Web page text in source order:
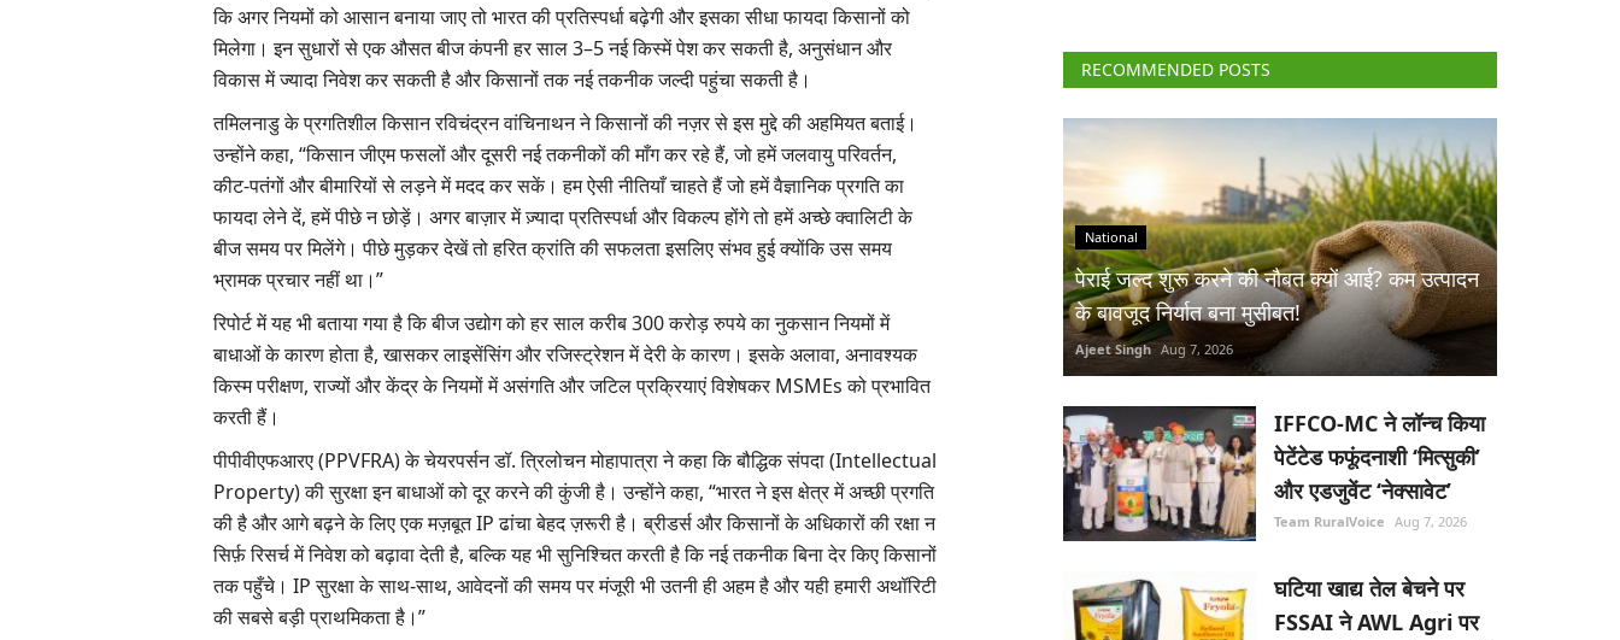
कि अगर नियमों को आसान बनाया जाए तो भारत की प्रतिस्पर्धा बढ़ेगी और इसका सीधा फायदा किसानों को
मिलेगा। इन सुधारों से एक औसत बीज कंपनी हर साल 3–5 नई किस्में पेश कर सकती है, अनुसंधान और
विकास में ज्यादा निवेश कर सकती है और किसानों तक नई तकनीक जल्दी पहुंचा सकती है।
तमिलनाडु के प्रगतिशील किसान रविचंद्रन वांचिनाथन ने किसानों की नज़र से इस मुद्दे की अहमियत बताई।
उन्होंने कहा, “किसान जीएम फसलों और दूसरी नई तकनीकों की माँग कर रहे हैं, जो हमें जलवायु परिवर्तन,
कीट-पतंगों और बीमारियों से लड़ने में मदद कर सकें। हम ऐसी नीतियाँ चाहते हैं जो हमें वैज्ञानिक प्रगति का
फायदा लेने दें, हमें पीछे न छोड़ें। अगर बाज़ार में ज़्यादा प्रतिस्पर्धा और विकल्प होंगे तो हमें अच्छे क्वालिटी के
बीज समय पर मिलेंगे। पीछे मुड़कर देखें तो हरित क्रांति की सफलता इसलिए संभव हुई क्योंकि उस समय
भ्रामक प्रचार नहीं था।”
रिपोर्ट में यह भी बताया गया है कि बीज उद्योग को हर साल करीब 300 करोड़ रुपये का नुकसान नियमों में
बाधाओं के कारण होता है, खासकर लाइसेंसिंग और रजिस्ट्रेशन में देरी के कारण। इसके अलावा, अनावश्यक
किस्म परीक्षण, राज्यों और केंद्र के नियमों में असंगति और जटिल प्रक्रियाएं विशेषकर MSMEs को प्रभावित
करती हैं।
पीपीवीएफआरए (PPVFRA) के चेयरपर्सन डॉ. त्रिलोचन मोहापात्रा ने कहा कि बौद्धिक संपदा (Intellectual
Property) की सुरक्षा इन बाधाओं को दूर करने की कुंजी है। उन्होंने कहा, “भारत ने इस क्षेत्र में अच्छी प्रगति
की है और आगे बढ़ने के लिए एक मज़बूत IP ढांचा बेहद ज़रूरी है। ब्रीडर्स और किसानों के अधिकारों की रक्षा न
सिर्फ़ रिसर्च में निवेश को बढ़ावा देती है, बल्कि यह भी सुनिश्चित करती है कि नई तकनीक बिना देर किए किसानों
तक पहुँचे। IP सुरक्षा के साथ-साथ, आवेदनों की समय पर मंजूरी भी उतनी ही अहम है और यही हमारी अथॉरिटी
की सबसे बड़ी प्राथमिकता है।”
RECOMMENDED POSTS
National
पेराई जल्द शुरू करने की नौबत क्यों आई? कम उत्पादन
के बावजूद निर्यात बना मुसीबत!
Ajeet Singh Aug 7, 2026
IFFCO-MC ने लॉन्च किया
पेटेंटेड फफूंदनाशी ‘मित्सुकी’
और एडजुवेंट ‘नेक्सावेट’
Team RuralVoice Aug 7, 2026
घटिया खाद्य तेल बेचने पर
FSSAI ने AWL Agri पर